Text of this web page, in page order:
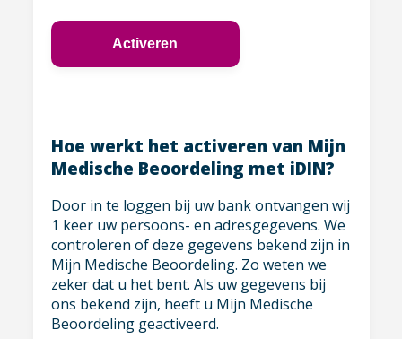
Wij helpen u graag
(013) 462 14 28
Maandag t/m vrijdag
8.30 uur tot 18.00 uur
Activeren
Hoe werkt het activeren van Mijn
Medische Beoordeling met iDIN?
Door in te loggen bij uw bank ontvangen wij
1 keer uw persoons- en adresgegevens. We
controleren of deze gegevens bekend zijn in
Mijn Medische Beoordeling. Zo weten we
zeker dat u het bent. Als uw gegevens bij
ons bekend zijn, heeft u Mijn Medische
Beoordeling geactiveerd.